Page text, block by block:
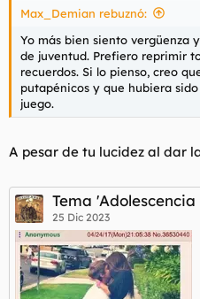
Max_Demian rebuznó:
Yo más bien siento vergüenza
de juventud. Prefiero reprimir
recuerdos. Si lo pienso, creo
putapénicos y que hubiera
juego.
A pesar de tu lucidez al dar
Tema 'Adolescencia sin
25 Dic 2023